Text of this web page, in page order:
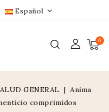
Español
0
GENERAL
Anima
comprimidos